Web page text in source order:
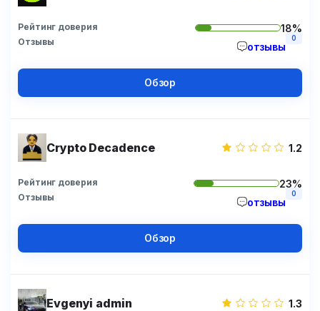
Рейтинг доверия 18%
Отзывы отзывы
0
Обзор
Crypto Decadence 1.2
Рейтинг доверия 23%
Отзывы отзывы
0
Обзор
Evgenyi admin 1.3